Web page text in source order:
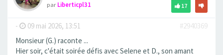
parLiberticpl31 17
- 09 mai 2026, 13:51
#2940369
Monsieur (G.) raconte ...
Hier soir, c'était soirée défis avec Selene et D., son amant